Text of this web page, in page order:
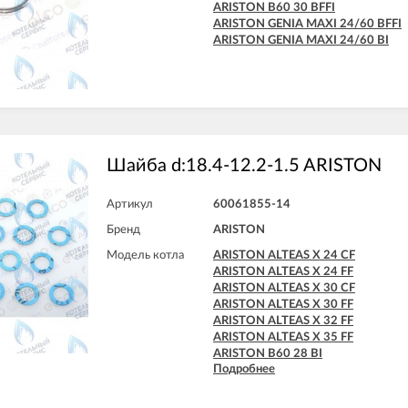
ARISTON MATIS 24 CF-EU
ARISTON MATIS 24 FF
ARISTON B60 30 BFFI
ARISTON GENIA MAXI 24/60 BFFI
ARISTON GENIA MAXI 24/60 BI
Шайба d:18.4-12.2-1.5 ARISTON
Артикул 60061855-14
Бренд ARISTON
Модель котла
ARISTON ALTEAS X 24 CF
ARISTON ALTEAS X 24 FF
ARISTON ALTEAS X 30 CF
ARISTON ALTEAS X 30 FF
ARISTON ALTEAS X 32 FF
ARISTON ALTEAS X 35 FF
ARISTON B60 28 BI
ARISTON B60 30 BFFI
Подробнее